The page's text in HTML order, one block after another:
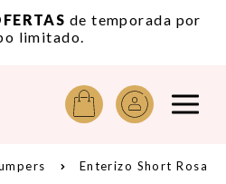
de temporada por
limitado.
Enterizo Short Rosa